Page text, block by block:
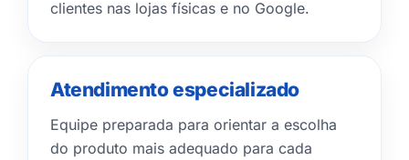
clientes nas lojas físicas e no Google.
Atendimento especializado
Equipe preparada para orientar a escolha
do produto mais adequado para cada